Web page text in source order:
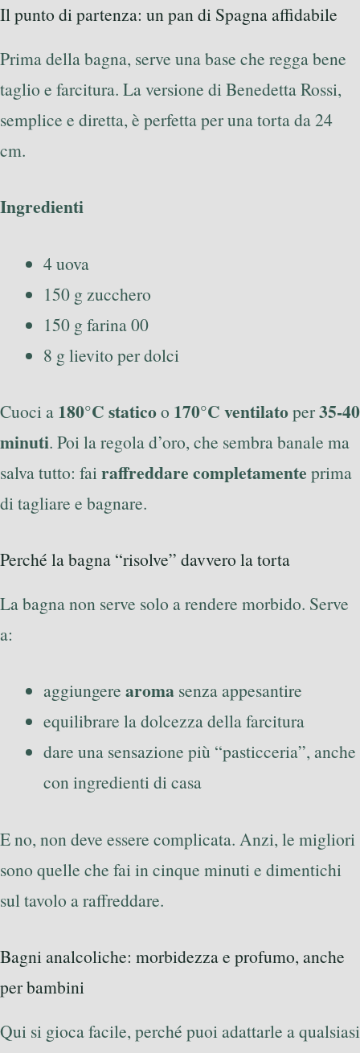
Il punto di partenza: un pan di Spagna affidabile
Prima della bagna, serve una base che regga bene
taglio e farcitura. La versione di Benedetta Rossi,
semplice e diretta, è perfetta per una torta da 24
cm.
Ingredienti
4 uova
150 g zucchero
150 g farina 00
8 g lievito per dolci
Cuoci a 180°C staticoo 170°C ventilatoper35-40
minuti. Poi la regola d’oro, che sembra banale ma
salva tutto: fairaffreddare completamente prima
di tagliare e bagnare.
Perché la bagna “risolve” davvero la torta
La bagna non serve solo a rendere morbido. Serve
a:
aggiungere aroma senza appesantire
equilibrare la dolcezza della farcitura
dare una sensazione più “pasticceria”, anche
con ingredienti di casa
E no, non deve essere complicata. Anzi, le migliori
sono quelle che fai in cinque minuti e dimentichi
sul tavolo a raffreddare.
Bagni analcoliche: morbidezza e profumo, anche
per bambini
Qui si gioca facile, perché puoi adattarle a qualsiasi